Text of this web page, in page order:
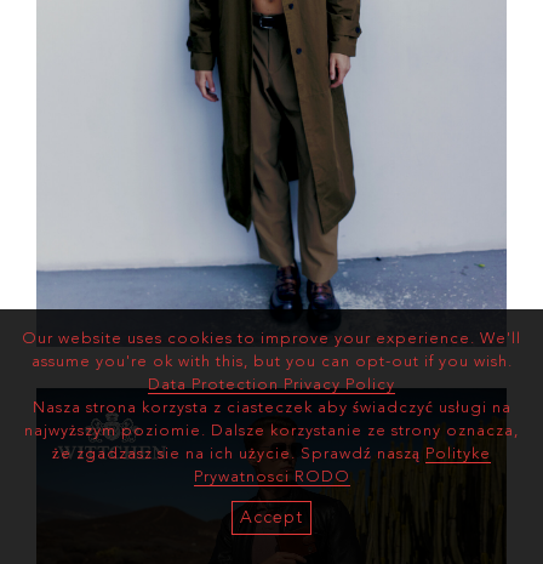
Our website uses cookies to improve your experience. We'll
assume you're ok with this, but you can opt-out if you wish.
Data Protection Privacy Policy
Nasza strona korzysta z ciasteczek aby świadczyć usługi na
najwyższym poziomie. Dalsze korzystanie ze strony oznacza,
że zgadzasz sie na ich użycie. Sprawdź naszą Polityke
Prywatnosci RODO
Accept